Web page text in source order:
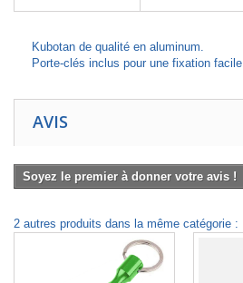
Kubotan de qualité en aluminum.
Porte-clés inclus pour une fixation facile.
AVIS
Soyez le premier à donner votre avis !
2 autres produits dans la même catégorie :